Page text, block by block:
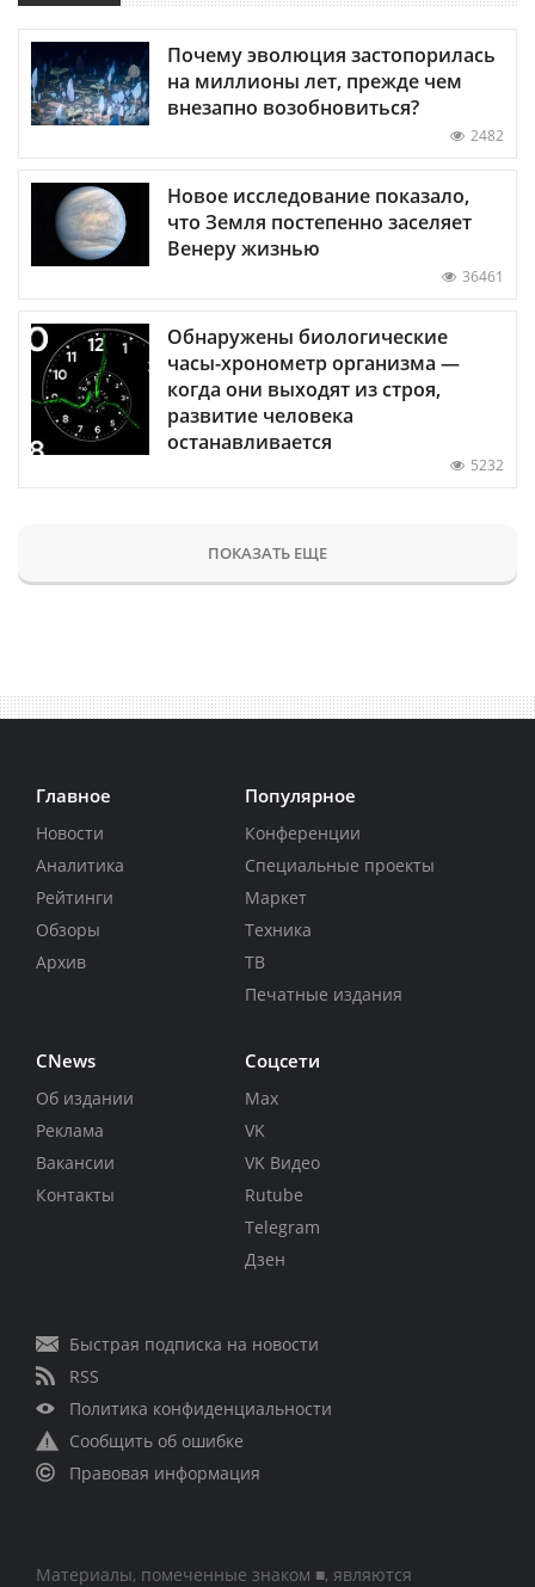
Почему эволюция застопорилась
на миллионы лет, прежде чем
внезапно возобновиться?
2482
Новое исследование показало,
что Земля постепенно заселяет
Венеру жизнью
36461
Обнаружены биологические
часы-хронометр организма —
когда они выходят из строя,
развитие человека
останавливается
5232
ПОКАЗАТЬ ЕЩЕ
Главное
Новости
Аналитика
Рейтинги
Обзоры
Архив
Популярное
Конференции
Специальные проекты
Маркет
Техника
ТВ
Печатные издания
CNews
Об издании
Реклама
Вакансии
Контакты
Соцсети
Max
VK
VK Видео
Rutube
Telegram
Дзен
Быстрая подписка на новости
RSS
Политика конфиденциальности
Сообщить об ошибке
Правовая информация
Материалы, помеченные знаком ■, являются